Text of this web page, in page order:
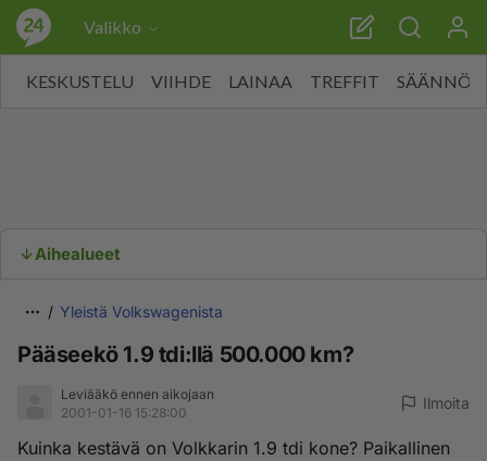
Valikko
KESKUSTELU VIIHDE LAINAA TREFFIT SÄÄNNÖT
Aihealueet
Yleistä Volkswagenista
Pääseekö 1.9 tdi:llä 500.000 km?
Leviääkö ennen aikojaan
2001-01-16 15:28:00
Ilmoita
Kuinka kestävä on Volkkarin 1.9 tdi kone? Paikallinen